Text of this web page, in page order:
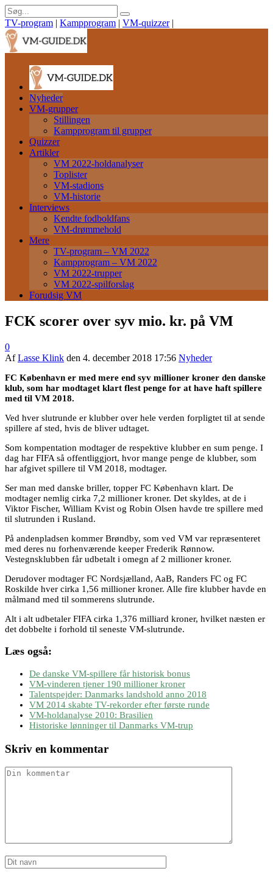
TV-program | Kampprogram | VM-quizzer |
Nyheder
VM-grupper
Stillingen
Kampprogram til grupper
Quizzer
Artikler
VM 2022-holdanalyser
Toplister
VM-stadions
VM-historie
Interviews
Kendte fodboldfans
VM-drømmehold
Mere
TV-program – VM 2022
Kampprogram – VM 2022
VM 2022-trupper
VM 2022-spilforslag
Forudsig VM
FCK scorer over syv mio. kr. på VM
0
AfLasse Klink den 4. december 2018 17:56 Nyheder
FC København er med mere end syv millioner kroner den danske
klub, som har modtaget klart flest penge for at have haft spillere
med til VM 2018.
Ved hver slutrunde er klubber over hele verden forpligtet til at sende
spillere af sted, hvis de bliver udtaget.
Som kompentation modtager de respektive klubber en sum penge. I
dag har FIFA så offentliggjort, hvor mange penge de klubber, som
har afgivet spillere til VM 2018, modtager.
Ser man med danske briller, topper FC København klart. De
modtager nemlig cirka 7,2 millioner kroner. Det skyldes, at de i
Viktor Fischer, William Kvist og Robin Olsen havde tre spillere med
til slutrunden i Rusland.
På andenpladsen kommer Brøndby, som ved VM var repræsenteret
med deres nu forhenværende keeper Frederik Rønnow.
Vestegnsklubben får udbetalt i omegn af 2 millioner kroner.
Derudover modtager FC Nordsjælland, AaB, Randers FC og FC
Roskilde hver cirka 1,56 millioner kroner. Alle fire klubber havde en
målmand med til sommerens slutrunde.
Alt i alt udbetaler FIFA cirka 1,376 milliard kroner, hvilket næsten er
det dobbelte i forhold til seneste VM-slutrunde.
Læs også:
De danske VM-spillere får historisk bonus
VM-vinderen tjener 190 millioner kroner
Talentspejder: Danmarks landshold anno 2018
VM 2014 skabte TV-rekorder efter første runde
VM-holdanalyse 2010: Brasilien
Historiske lønninger til Danmarks VM-trup
Skriv en kommentar